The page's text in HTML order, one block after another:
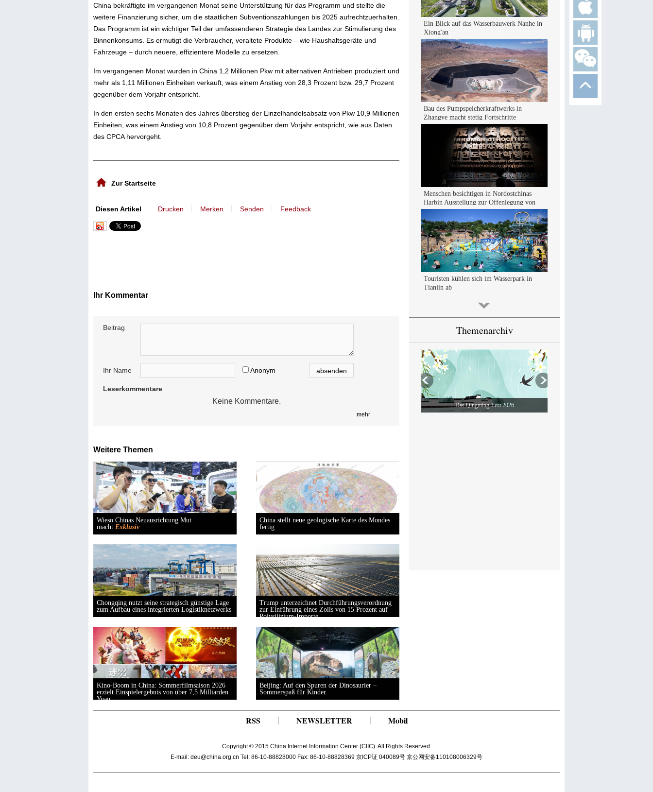
China bekräftigte im vergangenen Monat seine Unterstützung für das Programm und stellte die
weitere Finanzierung sicher, um die staatlichen Subventionszahlungen bis 2025 aufrechtzuerhalten.
Das Programm ist ein wichtiger Teil der umfassenderen Strategie des Landes zur Stimulierung des
Binnenkonsums. Es ermutigt die Verbraucher, veraltete Produkte – wie Haushaltsgeräte und
Fahrzeuge – durch neuere, effizientere Modelle zu ersetzen.
Im vergangenen Monat wurden in China 1,2 Millionen Pkw mit alternativen Antrieben produziert und
mehr als 1,11 Millionen Einheiten verkauft, was einem Anstieg von 28,3 Prozent bzw. 29,7 Prozent
gegenüber dem Vorjahr entspricht.
In den ersten sechs Monaten des Jahres überstieg der Einzelhandelsabsatz von Pkw 10,9 Millionen
Einheiten, was einem Anstieg von 10,8 Prozent gegenüber dem Vorjahr entspricht, wie aus Daten
des CPCA hervorgeht.
Zur Startseite
Diesen Artikel Drucken Merken Senden Feedback
Ihr Kommentar
Beitrag
Ihr Name Anonym
Leserkommentare
Keine Kommentare.
mehr